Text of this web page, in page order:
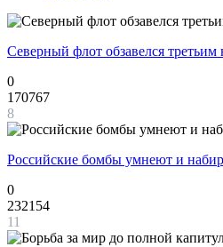
Северный флот обзавелся
0
170767
8
Российские бомбы умнеют и
0
232154
11